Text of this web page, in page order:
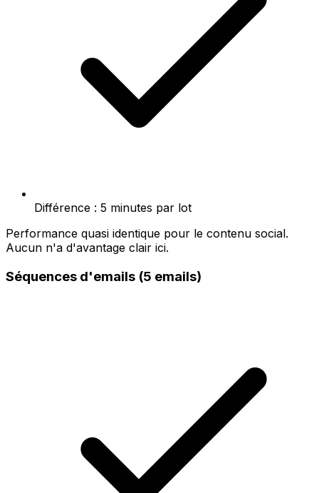
Différence : 5 minutes par lot
Performance quasi identique pour le contenu social.
Aucun n'a d'avantage clair ici.
Séquences d'emails (5 emails)